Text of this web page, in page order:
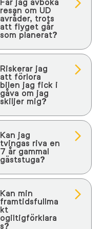
resan om UD
avråder, trots
att flyget går
som planerat?
Riskerar jag
att förlora
bilen jag fick i
gåva om jag
skiljer mig?
Kan jag
tvingas riva en
7 år gammal
gäststuga?
Kan min
framtidsfullma
kt
ogiltigförklara
s?